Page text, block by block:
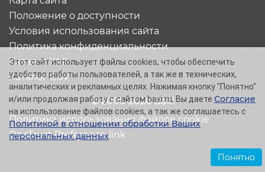
© 2005-2026 Baxi
Положение о доступности
Условия использования сайта
Политика конфиденциальности
Каталог XML
Каталог CSV
Политика использования файлов cookie
OneTrust Preference link
Этот сайт использует файлы cookies, чтобы обеспечить
удобство работы пользователей, а так же в технических,
аналитических и рекламных целях. Нажимая кнопку "Понятно"
и/или продолжая работу с сайтом baxi.ru, Вы даете Согласие
на использование файлов cookies, а так же соглашаетесь с
Политикой в отношении обработки Ваших
персональных данных.
Понятно